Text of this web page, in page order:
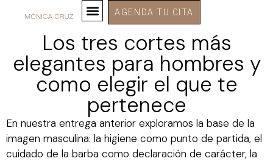
AGENDA TU CITA
Los tres cortes más
elegantes para hombres y
como elegir el que te
pertenece
En nuestra entrega anterior exploramos la base de la
imagen masculina: la higiene como punto de partida, el
cuidado de la barba como declaración de carácter, la